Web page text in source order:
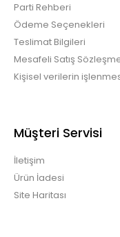
Parti Rehberi
Ödeme Seçenekleri
Teslimat Bilgileri
Mesafeli Satış
Kişisel verilerin
Müşteri Servisi
İletişim
Ürün İadesi
Site Haritası